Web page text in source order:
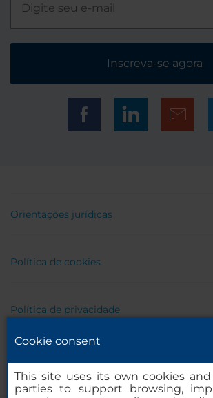
Inscreva-se agora
Orientações jurídicas
Política de cookies
Política de privacidade
Cookie consent
This site uses its own cookies
parties to support browsing,